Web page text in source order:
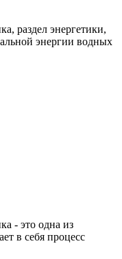
раздел энергетики,
энергии водных
- это одна из
в себя процесс